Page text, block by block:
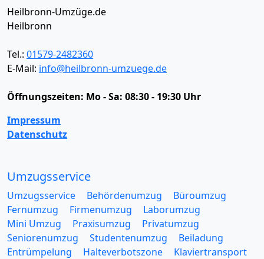
Heilbronn-Umzüge.de
Heilbronn
Tel.: 01579-2482360
E-Mail: info@heilbronn-umzuege.de
Öffnungszeiten: Mo - Sa: 08:30 - 19:30 Uhr
Impressum
Datenschutz
Umzugsservice
Umzugsservice Behördenumzug
Büroumzug
Fernumzug
Firmenumzug
Laborumzug
Mini Umzug
Praxisumzug
Privatumzug
Seniorenumzug
Studentenumzug
Beiladung
Entrümpelung
Halteverbotszone
Klaviertransport